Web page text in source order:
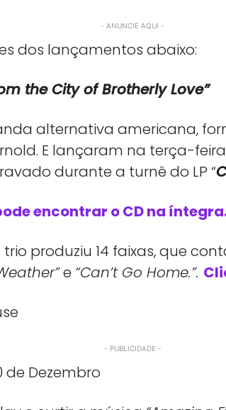
- ANUNCIE AQUI -
dos lançamentos abaixo:
the City of Brotherly Love”
alternativa americana,
E lançaram na terça-
durante a turnê do LP “
encontrar o CD na
produziu 14 faixas, que
e “Can’t Go Home.”.
- PUBLICIDADE -
de Dezembro